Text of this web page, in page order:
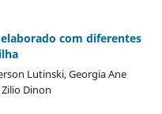
com diferentes
Lutinski, Georgia Ane
Dinon